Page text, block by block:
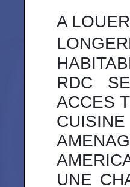
A LOUER
RDC
ACCES
UNE